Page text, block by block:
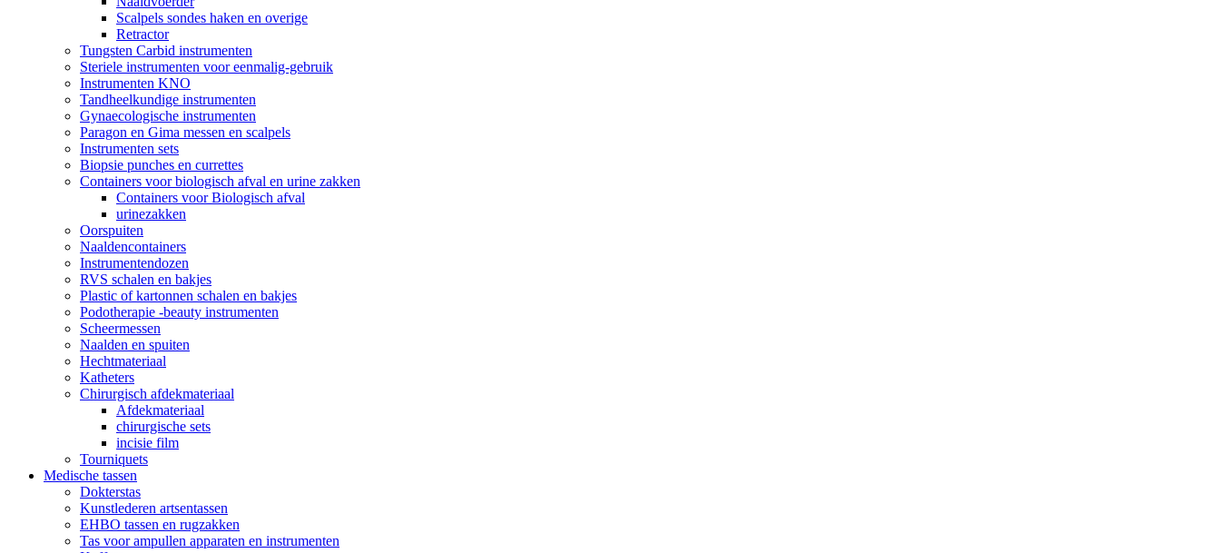
Scalpels sondes haken en overige
Retractor
Tungsten Carbid instrumenten
Steriele instrumenten voor eenmalig-gebruik
Instrumenten KNO
Tandheelkundige instrumenten
Gynaecologische instrumenten
Paragon en Gima messen en scalpels
Instrumenten sets
Biopsie punches en currettes
Containers voor biologisch afval en urine zakken
Containers voor Biologisch afval
urinezakken
Oorspuiten
Naaldencontainers
Instrumentendozen
RVS schalen en bakjes
Plastic of kartonnen schalen en bakjes
Podotherapie -beauty instrumenten
Scheermessen
Naalden en spuiten
Hechtmateriaal
Katheters
Chirurgisch afdekmateriaal
Afdekmateriaal
chirurgische sets
incisie film
Tourniquets
Medische tassen
Dokterstas
Kunstlederen artsentassen
EHBO tassen en rugzakken
Tas voor ampullen apparaten en instrumenten